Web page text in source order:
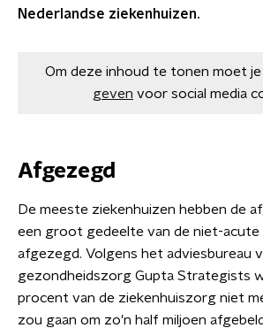
Nederlandse ziekenhuizen.
Om deze inhoud te tonen moet je
geven voor social media
Afgezegd
De meeste ziekenhuizen hebben de
een groot gedeelte van de niet-acute
afgezegd. Volgens het adviesbureau
gezondheidszorg Gupta Strategists
procent van de ziekenhuiszorg niet
zou gaan om zo'n half miljoen